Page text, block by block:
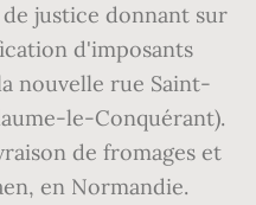
justice donnant sur
d'imposants
nouvelle rue Saint-
le-Conquérant).
de fromages et
en Normandie.